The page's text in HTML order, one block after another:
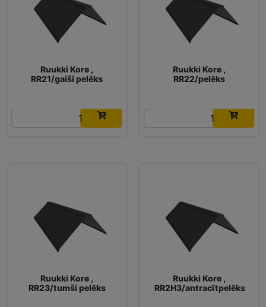
Ruukki Kore ,
RR21/gaiši pelēks
16.03€
Ruukki Kore ,
RR22/pelēks
16.03€
Ruukki Kore ,
RR23/tumši pelēks
Ruukki Kore ,
RR2H3/antracītpelēks